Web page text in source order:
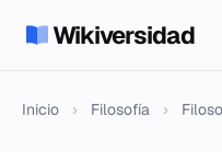
Wikiversidad
Inicio › Filosofía ›